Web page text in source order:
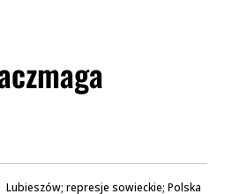
Lubieszów; represje sowieckie; Polska